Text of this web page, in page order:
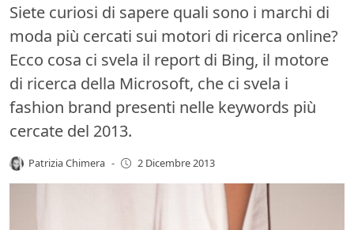
Siete curiosi di sapere quali sono i marchi di
moda più cercati sui motori di ricerca online?
Ecco cosa ci svela il report di Bing, il motore
di ricerca della Microsoft, che ci svela i
fashion brand presenti nelle keywords più
cercate del 2013.
Patrizia Chimera - 2 Dicembre 2013